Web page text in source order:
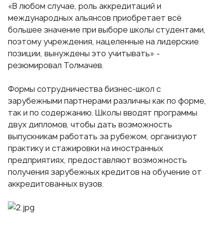
«В любом случае, роль аккредитаций и
международных альянсов приобретает всё
большее значение при выборе школы студентами,
поэтому учреждения, нацеленные на лидерские
позиции, вынуждены это учитывать» -
резюмировал Толмачев.
Формы сотрудничества бизнес-школ с
зарубежными партнерами различны как по форме,
так и по содержанию. Школы вводят программы
двух дипломов, чтобы дать возможность
выпускникам работать за рубежом, организуют
практику и стажировки на иностранных
предприятиях, предоставляют возможность
получения зарубежных кредитов на обучение от
аккредитованных вузов.